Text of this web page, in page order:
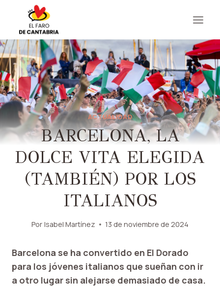
contenido
ACTUALIDAD
BARCELONA, ​​LA
DOLCE VITA ELEGIDA
(TAMBIÉN) POR LOS
ITALIANOS
Por Isabel Martínez 13 de noviembre de 2024
Barcelona se ha convertido en El Dorado
para los jóvenes italianos que sueñan con ir
a otro lugar sin alejarse demasiado de casa.